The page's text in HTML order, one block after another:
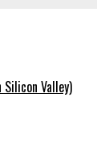
Valley)